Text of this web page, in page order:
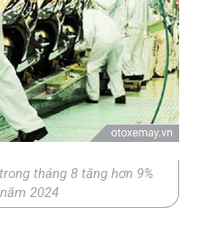
tháng 8 tăng hơn 9%
2024